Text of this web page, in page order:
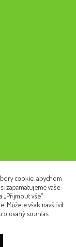
Z peněz
cookie, abychom
zapamatujeme vaše
vše“
Můžete však navštívit
souhlas.